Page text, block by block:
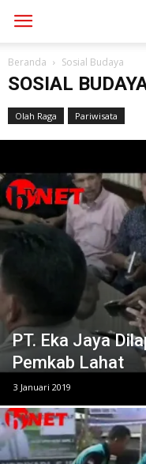
Beranda Sosial Budaya
SOSIAL
Olah Raga Pariwisata
PT. Eka Jaya
Pemkab Lahat
3 Januari 2019